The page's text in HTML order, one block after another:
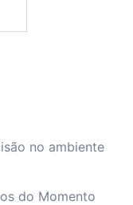
no ambiente
do Momento